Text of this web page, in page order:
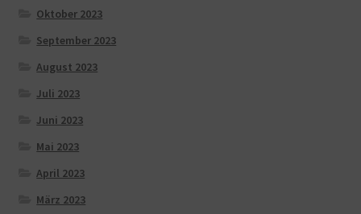
Oktober 2023
September 2023
August 2023
Juli 2023
Juni 2023
Mai 2023
April 2023
März 2023